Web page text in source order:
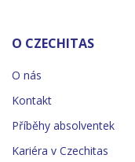
O CZECHITAS
O nás
Kontakt
Příběhy absolventek
Kariéra v Czechitas